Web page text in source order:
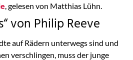
, gelesen von Matthias Lühn.
von Philip Reeve
auf Rädern unterwegs sind und
verschlingen, muss der junge